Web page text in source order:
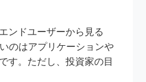
ンドユーザーから見る
のはアプリケーションや
す。ただし、投資家の目